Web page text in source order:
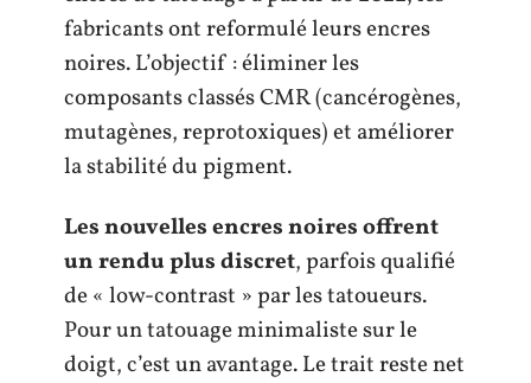
fabricants ont reformulé leurs encres
noires. L’objectif : éliminer les
composants classés CMR (cancérogènes,
mutagènes, reprotoxiques) et améliorer
la stabilité du pigment.
Les nouvelles encres noires offrent
un rendu plus discret, parfois qualifié
de « low-contrast » par les tatoueurs.
Pour un tatouage minimaliste sur le
doigt, c’est un avantage. Le trait reste net